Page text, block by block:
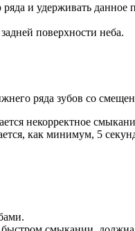
и удерживать
поверхности неба.
ряда зубов со
некорректное
как минимум, 5